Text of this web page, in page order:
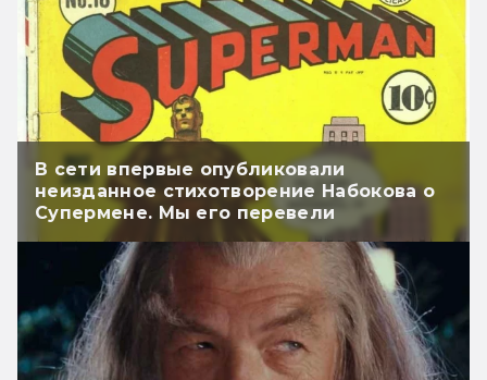
В сети впервые опубликовали
неизданное стихотворение Набокова о
Супермене. Мы его перевели